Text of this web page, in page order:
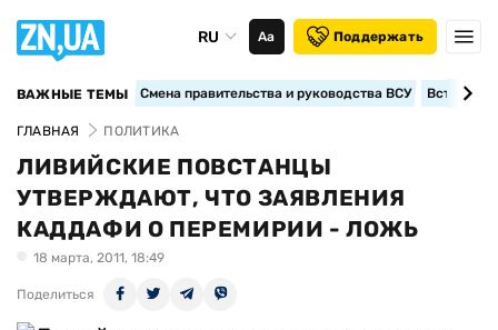
RU Аа Поддержать
ВАЖНЫЕ ТЕМЫ Смена правительства и руководства ВСУ
ГЛАВНАЯ ПОЛИТИКА
ЛИВИЙСКИЕ ПОВСТАНЦЫ
УТВЕРЖДАЮТ, ЧТО ЗАЯВЛЕНИЯ
КАДДАФИ О ПЕРЕМИРИИ - ЛОЖЬ
18 марта, 2011, 18:49
Поделиться